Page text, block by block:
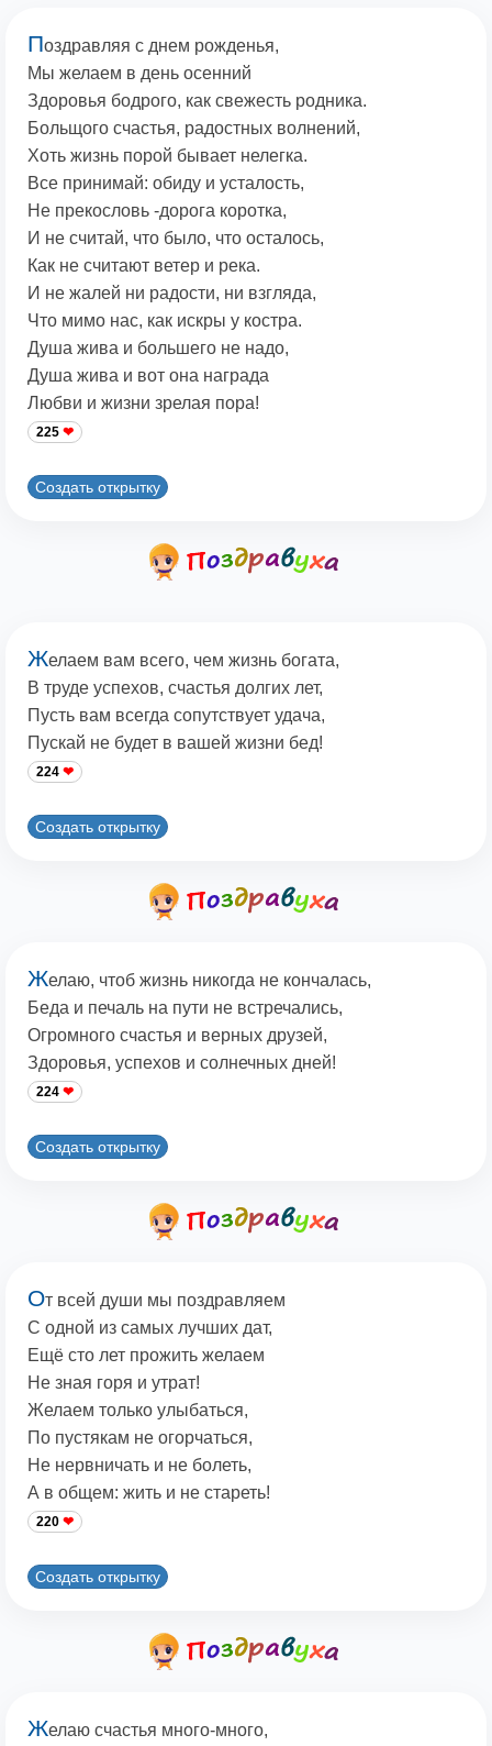
Поздравляя с днем рожденья,
Мы желаем в день осенний
Здоровья бодрого, как свежесть родника.
Больщого счастья, радостных волнений,
Хоть жизнь порой бывает нелегка.
Все принимай: обиду и усталость,
Не прекословь -дорога коротка,
И не считай, что было, что осталось,
Как не считают ветер и река.
И не жалей ни радости, ни взгляда,
Что мимо нас, как искры у костра.
Душа жива и большего не надо,
Душа жива и вот она награда
Любви и жизни зрелая пора!
225
Создать открытку
Желаем вам всего, чем жизнь богата,
В труде успехов, счастья долгих лет,
Пусть вам всегда сопутствует удача,
Пускай не будет в вашей жизни бед!
224
Создать открытку
Желаю, чтоб жизнь никогда не кончалась,
Беда и печаль на пути не встречались,
Огромного счастья и верных друзей,
Здоровья, успехов и солнечных дней!
224
Создать открытку
От всей души мы поздравляем
С одной из самых лучших дат,
Ещё сто лет прожить желаем
Hе зная горя и утрат!
Желаем только улыбаться,
По пустякам не огорчаться,
Hе нервничать и не болеть,
А в общем: жить и не стареть!
220
Создать открытку
Желаю счастья много-много,